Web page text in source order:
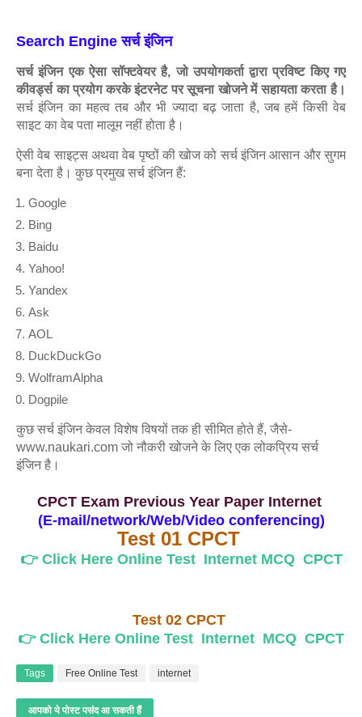
Search Engine सर्च इंजिन
सर्च इंजिन एक ऐसा सॉफ्टवेयर है, जो उपयोगकर्ता द्वारा प्रविष्ट किए गए
कीवर्ड्स का प्रयोग करके इंटरनेट पर सूचना खोजने में सहायता करता है।
सर्च इंजिन का महत्व तब और भी ज्यादा बढ़ जाता है, जब हमें किसी वेब
साइट का वेब पता मालूम नहीं होता है।
ऐसी वेब साइट्स अथवा वेब पृष्ठों की खोज को सर्च इंजिन आसान और सुगम
बना देता है। कुछ प्रमुख सर्च इंजिन हैं:
Google
Bing
Baidu
Yahoo!
Yandex
Ask
AOL
DuckDuckGo
WolframAlpha
Dogpile
कुछ सर्च इंजिन केवल विशेष विषयों तक ही सीमित होते हैं, जैसे-
www.naukari.com जो नौकरी खोजने के लिए एक लोकप्रिय सर्च
इंजिन है।
CPCT Exam Previous Year Paper Internet
(E-mail/network/Web/Video conferencing)
Test 01 CPCT
👉 Click Here Online Test Internet MCQ CPCT
Test 02 CPCT
👉 Click Here Online Test Internet MCQ CPCT
Tags Free Online Test internet
आपको ये पोस्ट पसंद आ सकती हैं